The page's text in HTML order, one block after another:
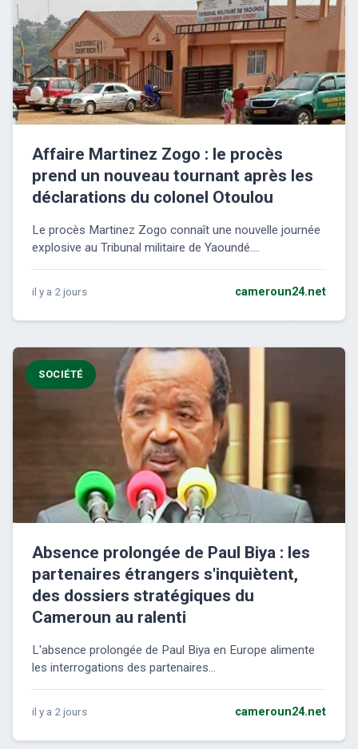
Affaire Martinez Zogo : le procès
prend un nouveau tournant après les
déclarations du colonel Otoulou
Le procès Martinez Zogo connaît une nouvelle journée
explosive au Tribunal militaire de Yaoundé....
il y a 2 jours cameroun24.net
SOCIÉTÉ
Absence prolongée de Paul Biya : les
partenaires étrangers s'inquiètent,
des dossiers stratégiques du
Cameroun au ralenti
L'absence prolongée de Paul Biya en Europe alimente
les interrogations des partenaires...
il y a 2 jours cameroun24.net